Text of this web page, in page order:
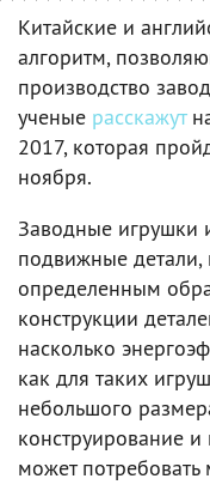
Китайские и
алгоритм,
производство
ученые расскажут
2017, которая
ноября.
Заводные игрушки
подвижные
определенным
конструкции
насколько
как для таких
небольшого
конструирование и
может